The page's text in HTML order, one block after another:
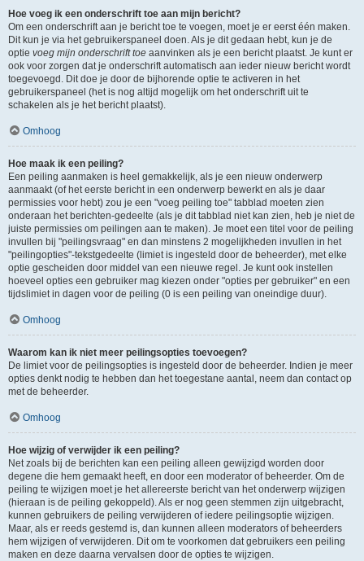
Hoe voeg ik een onderschrift toe aan mijn bericht?
Om een onderschrift aan je bericht toe te voegen, moet je er eerst één maken.
Dit kun je via het gebruikerspaneel doen. Als je dit gedaan hebt, kun je de
optie voeg mijn onderschrift toe aanvinken als je een bericht plaatst. Je kunt er
ook voor zorgen dat je onderschrift automatisch aan ieder nieuw bericht wordt
toegevoegd. Dit doe je door de bijhorende optie te activeren in het
gebruikerspaneel (het is nog altijd mogelijk om het onderschrift uit te
schakelen als je het bericht plaatst).
Omhoog
Hoe maak ik een peiling?
Een peiling aanmaken is heel gemakkelijk, als je een nieuw onderwerp
aanmaakt (of het eerste bericht in een onderwerp bewerkt en als je daar
permissies voor hebt) zou je een "voeg peiling toe" tabblad moeten zien
onderaan het berichten-gedeelte (als je dit tabblad niet kan zien, heb je niet de
juiste permissies om peilingen aan te maken). Je moet een titel voor de peiling
invullen bij "peilingsvraag" en dan minstens 2 mogelijkheden invullen in het
"peilingopties"-tekstgedeelte (limiet is ingesteld door de beheerder), met elke
optie gescheiden door middel van een nieuwe regel. Je kunt ook instellen
hoeveel opties een gebruiker mag kiezen onder "opties per gebruiker" en een
tijdslimiet in dagen voor de peiling (0 is een peiling van oneindige duur).
Omhoog
Waarom kan ik niet meer peilingsopties toevoegen?
De limiet voor de peilingsopties is ingesteld door de beheerder. Indien je meer
opties denkt nodig te hebben dan het toegestane aantal, neem dan contact op
met de beheerder.
Omhoog
Hoe wijzig of verwijder ik een peiling?
Net zoals bij de berichten kan een peiling alleen gewijzigd worden door
degene die hem gemaakt heeft, en door een moderator of beheerder. Om de
peiling te wijzigen moet je het allereerste bericht van het onderwerp wijzigen
(hieraan is de peiling gekoppeld). Als er nog geen stemmen zijn uitgebracht,
kunnen gebruikers de peiling verwijderen of iedere peilingsoptie wijzigen.
Maar, als er reeds gestemd is, dan kunnen alleen moderators of beheerders
hem wijzigen of verwijderen. Dit om te voorkomen dat gebruikers een peiling
maken en deze daarna vervalsen door de opties te wijzigen.